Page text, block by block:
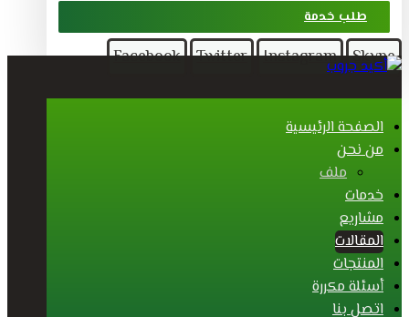
طلب خدمة
Facebook Twitter Instagram Skype
الصفحة الرئيسية
من نحن
ملف
خدمات
مشاريع
المقالات
المنتجات
أسئلة مكررة
اتصل بنا